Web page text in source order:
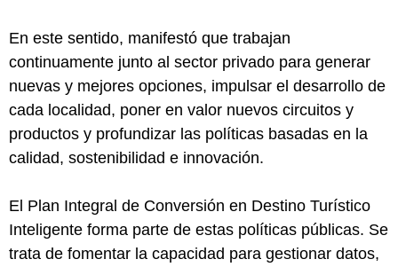
En este sentido, manifestó que trabajan
continuamente junto al sector privado para generar
nuevas y mejores opciones, impulsar el desarrollo de
cada localidad, poner en valor nuevos circuitos y
productos y profundizar las políticas basadas en la
calidad, sostenibilidad e innovación.
El Plan Integral de Conversión en Destino Turístico
Inteligente forma parte de estas políticas públicas. Se
trata de fomentar la capacidad para gestionar datos,